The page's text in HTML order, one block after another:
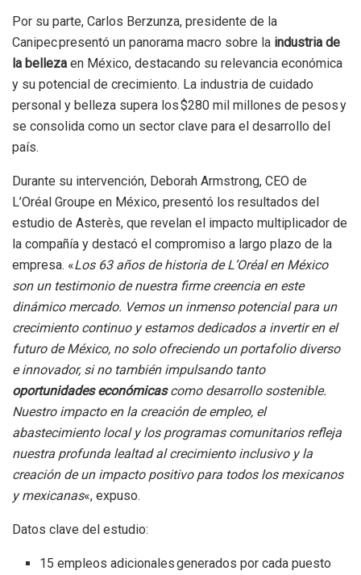
Por su parte, Carlos Berzunza, presidente de la
Canipec presentó un panorama macro sobre la industria de
la belleza en México, destacando su relevancia económica
y su potencial de crecimiento. La industria de cuidado
personal y belleza supera los $280 mil millones de pesos y
se consolida como un sector clave para el desarrollo del
país.
Durante su intervención, Deborah Armstrong, CEO de
L’Oréal Groupe en México, presentó los resultados del
estudio de Asterès, que revelan el impacto multiplicador de
la compañía y destacó el compromiso a largo plazo de la
empresa. «Los 63 años de historia de L’Oréal en México
son un testimonio de nuestra firme creencia en este
dinámico mercado. Vemos un inmenso potencial para un
crecimiento continuo y estamos dedicados a invertir en el
futuro de México, no solo ofreciendo un portafolio diverso
e innovador, si no también impulsando tanto
oportunidades económicascomo desarrollo sostenible.
Nuestro impacto en la creación de empleo, el
abastecimiento local y los programas comunitarios refleja
nuestra profunda lealtad al crecimiento inclusivo y la
creación de un impacto positivo para todos los mexicanos
y mexicanas«, expuso.
Datos clave del estudio:
15 empleos adicionales generados por cada puesto